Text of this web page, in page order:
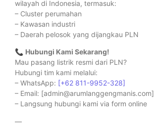
wilayah di Indonesia, termasuk:
– Cluster perumahan
– Kawasan industri
– Daerah pelosok yang dijangkau PLN
📞 Hubungi Kami Sekarang!
Mau pasang listrik resmi dari PLN?
Hubungi tim kami melalui:
– WhatsApp: [+62 811-9952-328]
– Email: [admin@arumlanggengmanis.com]
– Langsung hubungi kami via form online
—